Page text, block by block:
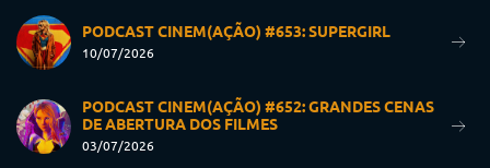
PODCAST CINEM(AÇÃO) #653: SUPERGIRL
10/07/2026
PODCAST CINEM(AÇÃO) #652: GRANDES CENAS
DE ABERTURA DOS FILMES
03/07/2026